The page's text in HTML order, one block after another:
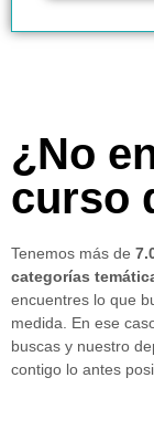
¿No
curso
Tenemos más de
categorías
encuentres lo que
medida. En ese
buscas y nuestro
contigo lo antes